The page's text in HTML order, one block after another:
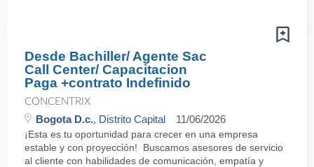
Desde Bachiller/ Agente Sac
Call Center/ Capacitacion
Paga +contrato Indefinido
CONCENTRIX
Bogota D.c., Distrito Capital 11/06/2026
¡Esta es tu oportunidad para crecer en una empresa
estable y con proyección! Buscamos asesores de servicio
al cliente con habilidades de comunicación, empatía y